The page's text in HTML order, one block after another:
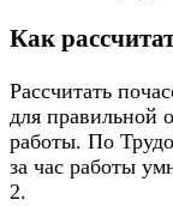
Как
Рассчитать
для правильной
работы. По
за час работы
2.